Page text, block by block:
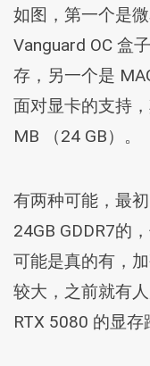
如图，第一个是
Vanguard OC 盒
存，另一个是
面对显卡的支持
MB （24 GB）。
有两种可能，最
24GB GDDR7的
可能是真的有，
较大，之前就有
RTX 5080 的显存